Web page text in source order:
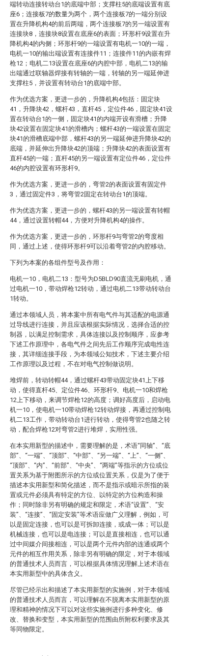
端转动连接转动台1的底端中部；支撑柱5的底端设置有底
座6；连接板7的数量为两个，两个连接板7的一端分别设
置在升降机构4的前后两端，两个连接板7的另一端设置有
连接块8，连接块8设置在底座6的表面；环形杆9设置在升
降机构4的内侧；环形杆9的一端设置有电机一10的一端，
电机一10的输出端设置有连接件11；连接件11的内嵌有焊
枪12；电机二13设置在底座6的内腔中部，电机二13的输
出端通过联轴器焊接有转轴的一端，转轴的另一端延伸进
支撑柱5，并设置有转动台1的底端中部。
作为优选方案，更进一步的，升降机构4包括：固定块
41，升降块42，螺杆43，直杆45，定位件46，固定块41设
置在转动台1的一侧，固定块41的内端开设有滑槽；升降
块42设置在固定块41的滑槽内；螺杆43的一端设置在固定
块41的滑槽底端中部，螺杆43的另一端延伸进升降块42的
底端，并延伸出升降块42的顶端；升降块42的表面设置有
直杆45的一端；直杆45的另一端设置有定位件46，定位件
46的内腔设置有环形杆9。
作为优选方案，更进一步的，弯管2的表面设置有固定件
3，通过固定件3，将弯管2固定在转动台1的顶端。
作为优选方案，更进一步的，螺杆43的另一端设置有转帽
44，通过设置转帽44，方便对升降机构4的操作。
作为优选方案，更进一步的，环形杆9与弯管2的弯度相
同，通过上述，使得环形杆9可以沿着弯管2的内腔移动。
下列为本案的各组件型号及作用：
电机一10，电机二13：型号为D5BLD90直流无刷电机，通
过电机一10，带动焊枪12转动，通过电机二13带动转动台
1转动。
通过本领域人员，将本案中所有电气件与其适配的电源通
过导线进行连接，并且应该根据实际情况，选择合适的控
制器，以满足控制需求，具体连接以及控制顺序，应参考
下述工作原理中，各电气件之间先后工作顺序完成电性连
接，其详细连接手段，为本领域公知技术，下述主要介绍
工作原理以及过程，不在对电气控制做说明。
堆焊前，转动转帽44，通过螺杆43带动固定块41上下移
动，使得直杆45、定位件46、环形杆9、电机一10和焊枪
12上下移动，来调节焊枪12的高度；调好高度后，启动电
机一10，使电机一10带动焊枪12转动焊接，再通过控制电
机二13工作，带动转动台1进行转动，使得弯管2也随之转
动，配合焊枪12对弯管2进行堆焊，实用性强。
在本实用新型的描述中，需要理解的是，术语“同轴”、“底
部”、“一端”、“顶部”、“中部”、“另一端”、“上”、“一侧”、
“顶部”、“内”、“前部”、“中央”、“两端”等指示的方位或位
置关系为基于附图所示的方位或位置关系，仅是为了便于
描述本实用新型和简化描述，而不是指示或暗示所指的装
置或元件必须具有特定的方位、以特定的方位构造和操
作；同时除非另有明确的规定和限定，术语“设置”、“安
装”、“连接”、“固定安装”等术语应做广义理解，例如，可
以是固定连接，也可以是可拆卸连接，或成一体；可以是
机械连接，也可以是电连接；可以是直接相连，也可以通
过中间媒介间接相连，可以是两个元件内部的连通或两个
元件的相互作用关系，除非另有明确的限定，对于本领域
的普通技术人员而言，可以根据具体情况理解上述术语在
本实用新型中的具体含义。
尽管已经示出和描述了本实用新型的实施例，对于本领域
的普通技术人员而言，可以理解在不脱离本实用新型的原
理和精神的情况下可以对这些实施例进行多种变化、修
改、替换和变型，本实用新型的范围由所附权利要求及其
等同物限定。